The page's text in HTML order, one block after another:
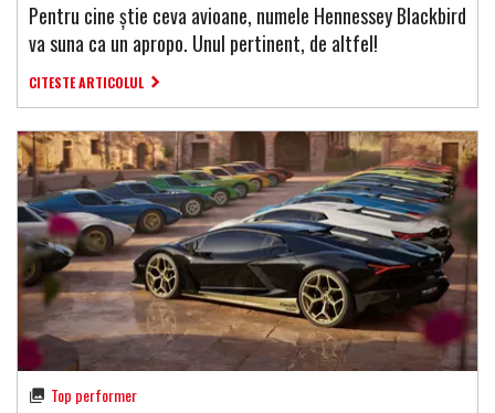
Pentru cine știe ceva avioane, numele Hennessey Blackbird
va suna ca un apropo. Unul pertinent, de altfel!
CITESTE ARTICOLUL
Top performer